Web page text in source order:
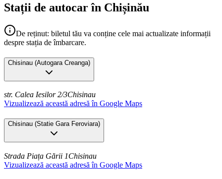
Stații de autocar în Chișinău
De reținut: biletul tău va conține cele mai actualizate informații
despre stația de îmbarcare.
Chisinau (Autogara Creanga)
str. Calea Iesilor 2/3Chisinau
Vizualizează această adresă în Google Maps
Chisinau (Statie Gara Feroviara)
Strada Piața Gării 1Chisinau
Vizualizează această adresă în Google Maps